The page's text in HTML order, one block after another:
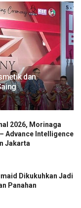
dan
2026, Morinaga
Advance Intelligence
Jakarta
Dikukuhkan Jadi
Panahan